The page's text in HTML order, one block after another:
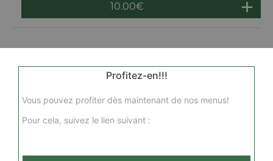
10.00€
Profitez-en!!!
Vous pouvez profiter dès maintenant de nos menus!
Pour cela, suivez le lien suivant :